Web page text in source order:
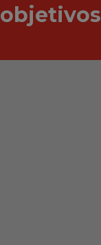
objetivos